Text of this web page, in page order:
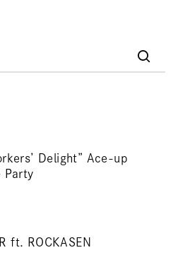
Delight” Ace-up
Party
ft. ROCKASEN